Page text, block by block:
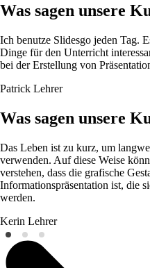
Was sagen unsere
Ich benutze Slidesgo jeden Tag.
Dinge für den Unterricht
bei der Erstellung von
Patrick Lehrer
Was sagen unsere
Das Leben ist zu kurz, um
verwenden. Auf diese Weise
verstehen, dass die grafische
Informationspräsentation ist, die
werden.
Kerin Lehrer